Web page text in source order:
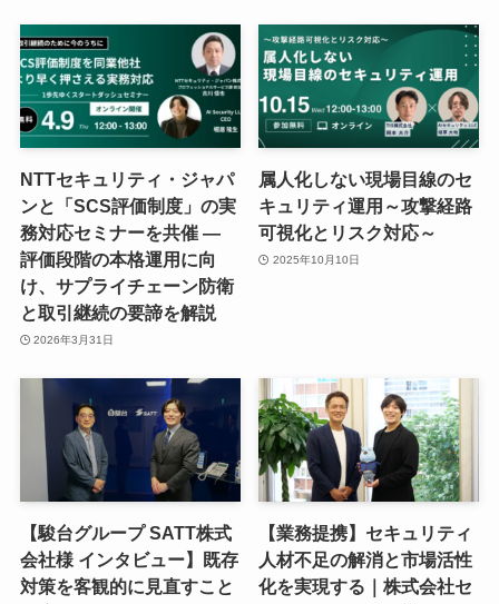
NTTセキュリティ・ジャパ
ンと「SCS評価制度」の実
務対応セミナーを共催 ―
評価段階の本格運用に向
け、サプライチェーン防衛
と取引継続の要諦を解説
2026年3月31日
属人化しない現場目線のセ
キュリティ運用～攻撃経路
可視化とリスク対応～
2025年10月10日
【駿台グループ SATT株式
会社様 インタビュー】既存
対策を客観的に見直すこと
【業務提携】セキュリティ
人材不足の解消と市場活性
化を実現する｜株式会社セ